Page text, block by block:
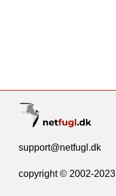
support@netfugl.dk
copyright © 2002-2023